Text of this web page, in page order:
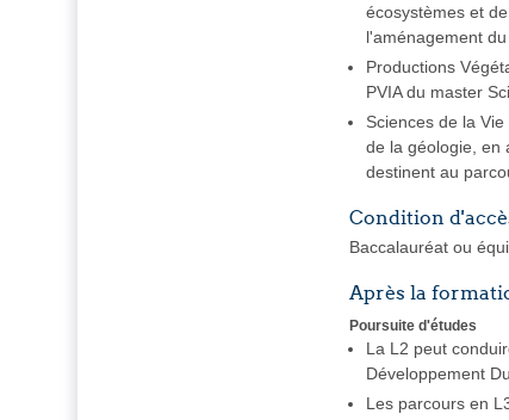
écosystèmes et
l'aménagement du
Productions
PVIA du master
Sciences de la
de la géologie, en
destinent au
Condition
Baccalauréat ou
Après la
Poursuite d'études
La L2 peut
Développement
Les parcours en